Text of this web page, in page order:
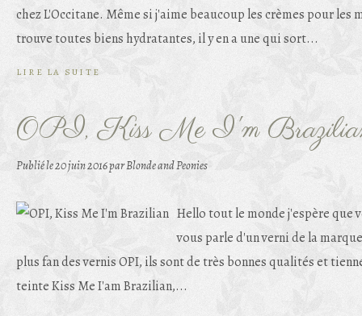
chez L'Occitane. Même si j'aime beaucoup les crèmes pour les
trouve toutes biens hydratantes, il y en a une qui sort...
LIRE LA SUITE
OPI, Kiss Me I'm
Publié le20 juin 2016par Blonde and Peonies
Hello tout le monde j'espère que
vous parle d'un verni de la
plus fan des vernis OPI, ils sont de très bonnes qualités et
teinte Kiss Me I'am Brazilian,...